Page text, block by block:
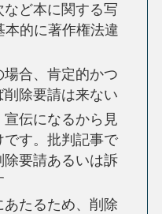
ど本に関する写
的に著作権法違
合、肯定的かつ
除要請は来ない
伝になるから見
す。批判記事で
要請あるいは訴
たるため、削除